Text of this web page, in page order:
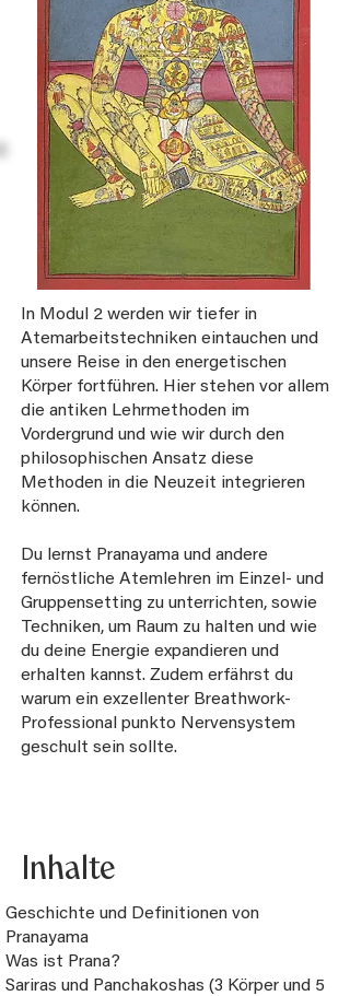
In Modul 2 werden wir tiefer in
Atemarbeitstechniken eintauchen und
unsere Reise in den energetischen
Körper fortführen. Hier stehen vor allem
die antiken Lehrmethoden im
Vordergrund und wie wir durch den
philosophischen Ansatz diese
Methoden in die Neuzeit integrieren
können.
Du lernst Pranayama und andere
fernöstliche Atemlehren im Einzel- und
Gruppensetting zu unterrichten, sowie
Techniken, um Raum zu halten und wie
du deine Energie expandieren und
erhalten kannst. Zudem erfährst du
warum ein exzellenter Breathwork-
Professional punkto Nervensystem
geschult sein sollte.​
Inhalte
Geschichte und Definitionen von
Pranayama
Was ist Prana?
Sariras und Panchakoshas (3 Körper und 5